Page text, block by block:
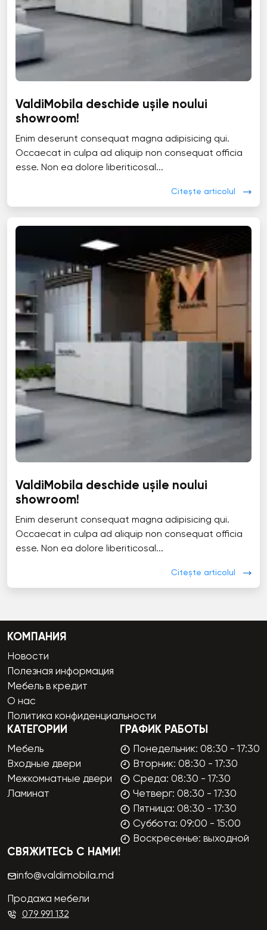
ValdiMobila deschide ușile noului
showroom!
Enim deserunt consequat magna adipisicing qui.
Occaecat in culpa ad aliquip non consequat officia
esse. Non ea dolore liberiticosal...
Citește articolul
ValdiMobila deschide ușile noului
showroom!
Enim deserunt consequat magna adipisicing qui.
Occaecat in culpa ad aliquip non consequat officia
esse. Non ea dolore liberiticosal...
Citește articolul
КОМПАНИЯ
Новости
Полезная информация
Мебель в кредит
О нас
Политика конфиденциальности
КАТЕГОРИИ
Мебель
Входные двери
Межкомнатные двери
Ламинат
ГРАФИК РАБОТЫ
Понедельник: 08:30 - 17:30
Вторник: 08:30 - 17:30
Среда: 08:30 - 17:30
Четверг: 08:30 - 17:30
Пятница: 08:30 - 17:30
Суббота: 09:00 - 15:00
Воскресенье: выходной
СВЯЖИТЕСЬ С НАМИ!
info@valdimobila.md
Продажа мебели
079 991 132